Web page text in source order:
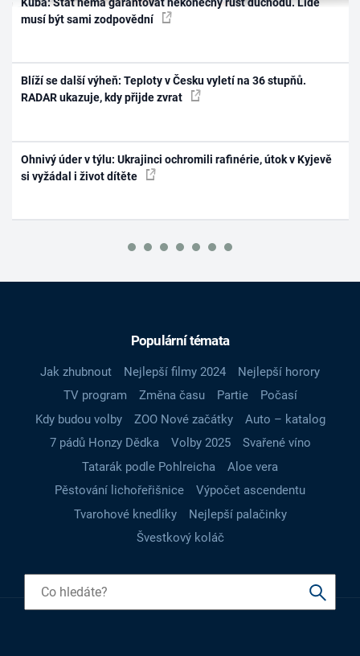
musí být sami zodpovědní
Blíží se další výheň: Teploty v Česku vyletí na 36 stupňů.
RADAR ukazuje, kdy přijde zvrat
Ohnivý úder v týlu: Ukrajinci ochromili rafinérie, útok v Kyjevě
si vyžádal i život dítěte
Populární témata
Jak zhubnout Nejlepší filmy 2024
Nejlepší horory
TV program
Změna času Partie
Počasí
Kdy budou volby
ZOO Nové začátky
Auto – katalog
7 pádů Honzy Dědka
Volby 2025
Svařené víno
Tatarák podle Pohlreicha
Aloe vera
Pěstování lichořeřišnice
Výpočet ascendentu
Tvarohové knedlíky
Nejlepší palačinky
Švestkový koláč